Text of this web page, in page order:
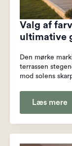
Valg af
ultimative
Den mørke
terrassen
mod solens
Læs mere